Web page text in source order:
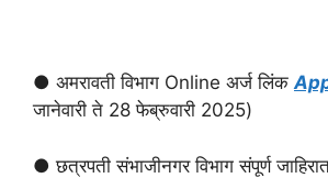
● अमरावती विभाग Online अर्ज लिंक
जानेवारी ते 28 फेब्रुवारी 2025)
● छत्रपती संभाजीनगर विभाग संपूर्ण